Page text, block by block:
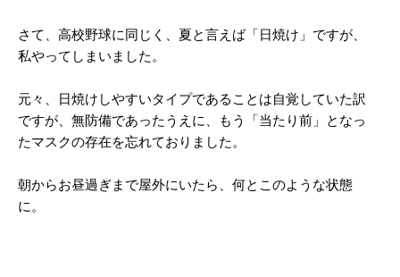
さて、高校野球に同じく、夏と言えば「日焼け」ですが、
私やってしまいました。
元々、日焼けしやすいタイプであることは自覚していた訳
ですが、無防備であったうえに、もう「当たり前」となっ
たマスクの存在を忘れておりました。
朝からお昼過ぎまで屋外にいたら、何とこのような状態
に。